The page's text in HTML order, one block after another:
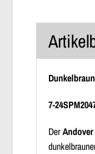
Dunkelbraun
7-
Der